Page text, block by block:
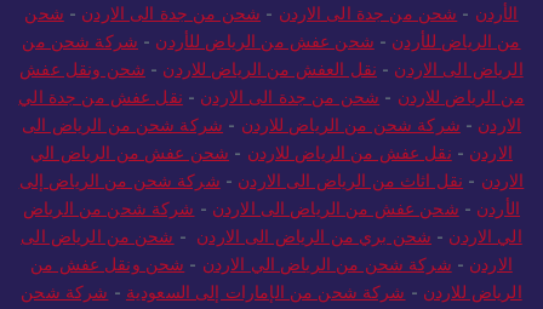
الأردن - شحن من جدة الى الاردن - شحن من جدة الى الاردن - شحن
من الرياض للأردن - شحن عفش من الرياض للأردن - شركة شحن من
الرياض الى الاردن - نقل العفش من الرياض للاردن - شحن ونقل عفش
من الرياض للاردن - شحن من جدة الى الاردن - نقل عفش من جدة الي
الاردن - شركة شحن من الرياض للاردن - شركة شحن من الرياض الى
الاردن - نقل عفش من الرياض للاردن - شحن عفش من الرياض الي
الاردن - نقل اثاث من الرياض الى الاردن - شركة شحن من الرياض إلى
الأردن - شحن عفش من الرياض الى الاردن - شركة شحن من الرياض
الي الاردن - شحن بري من الرياض الى الاردن - شحن من الرياض الى
الاردن - شركة شحن من الرياض الي الاردن - شحن ونقل عفش من
الرياض للاردن - شركة شحن من الإمارات إلى السعودية - شركة شحن